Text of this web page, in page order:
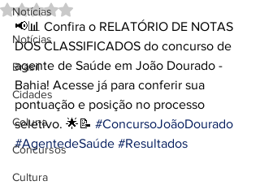
Notícias
Notícias
Brasil
Cidades
Coluna
Concursos
Cultura
Avaliado com NaN de 5 estrelas.
📢📊 Confira o RELATÓRIO DE NOTAS
DOS CLASSIFICADOS do concurso de
agente de Saúde em João Dourado -
Bahia! Acesse já para conferir sua
pontuação e posição no processo
seletivo. 🌟📝 #ConcursoJoãoDourado
#AgentedeSaúde #Resultados